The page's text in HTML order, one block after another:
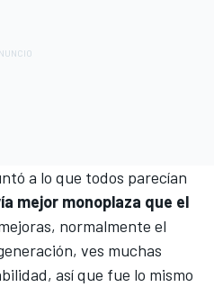
a lo que todos parecían
mejor monoplaza que el
normalmente el
ves muchas
así que fue lo mismo